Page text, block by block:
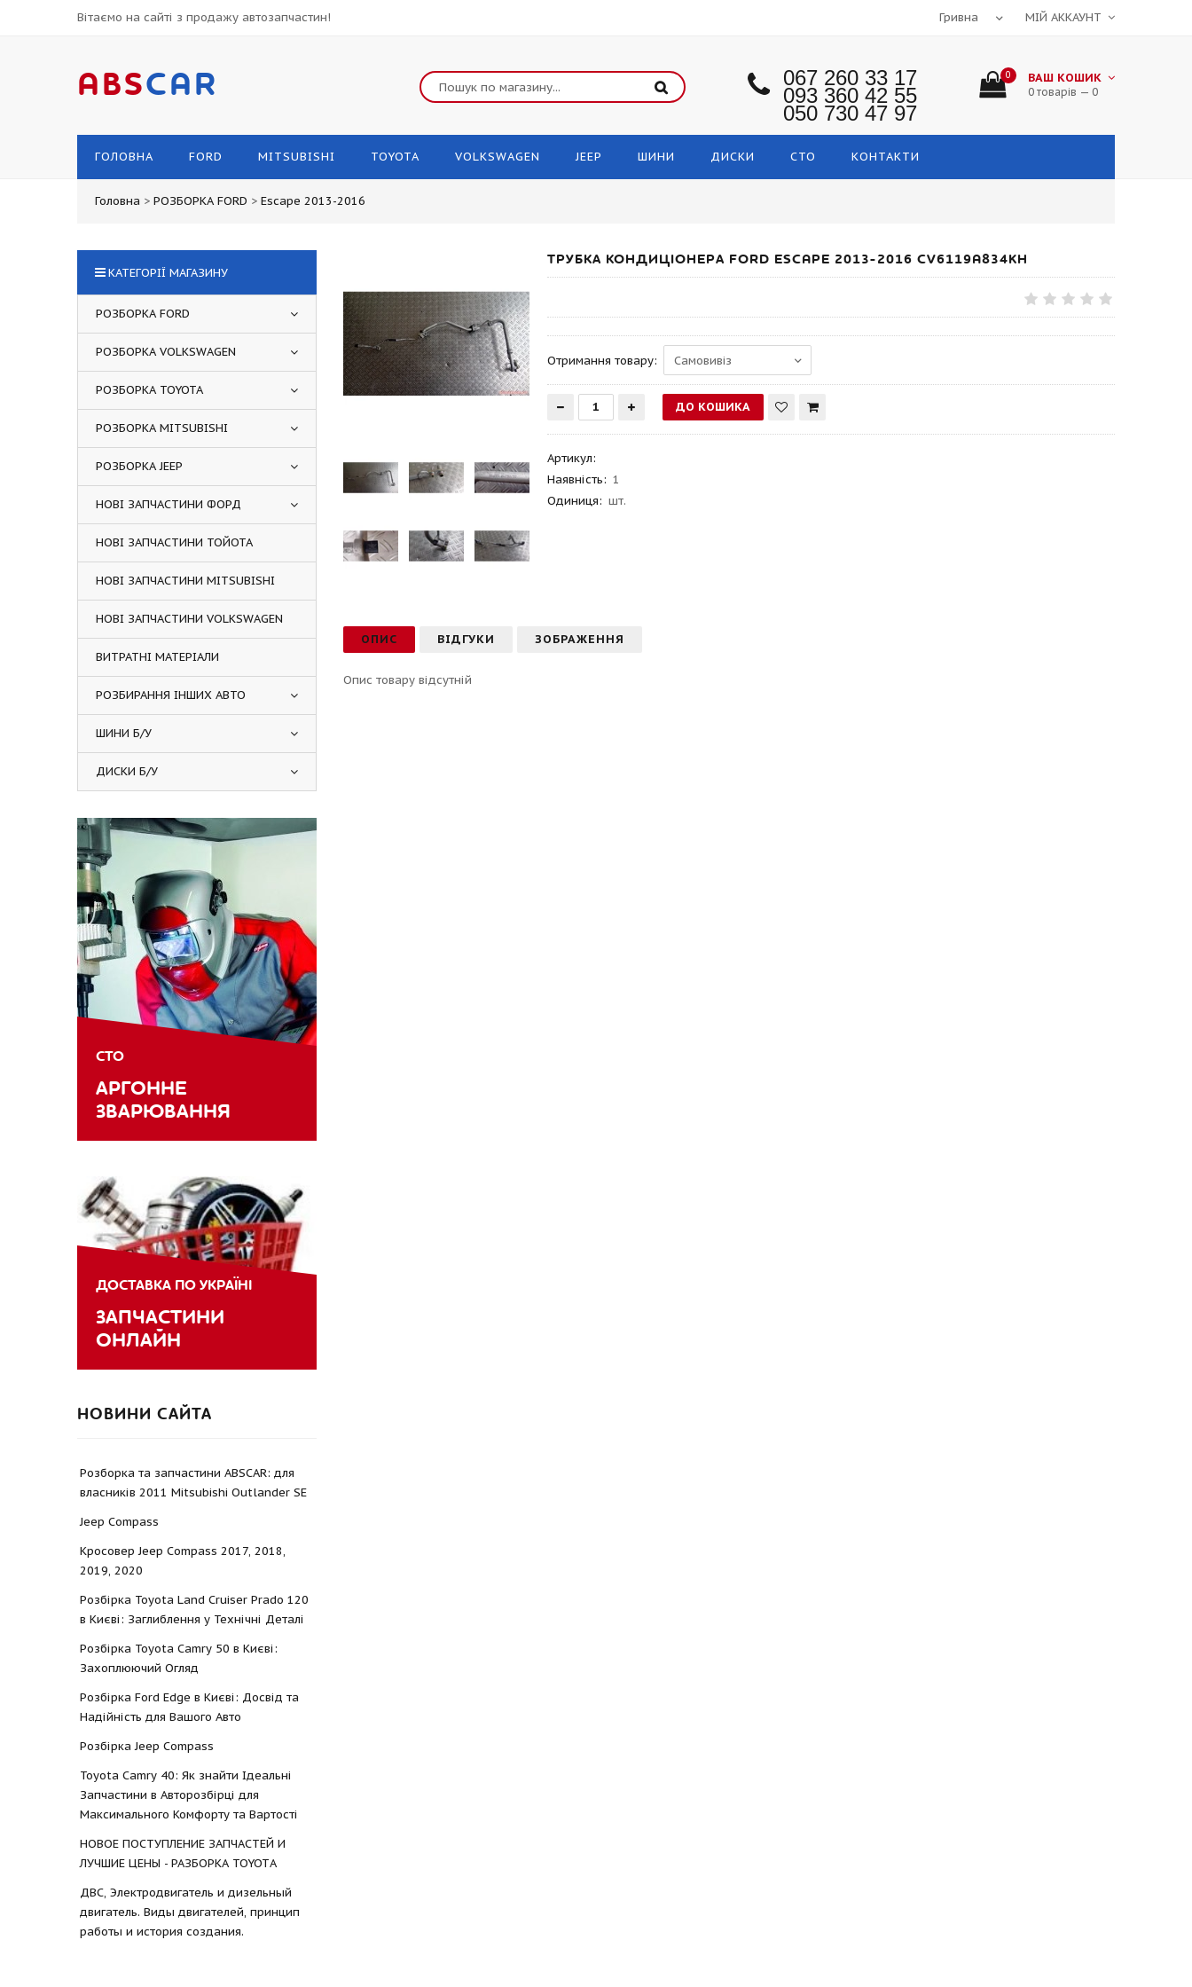
Вітаємо на сайті з продажу автозапчастин! МІЙ АККАУНТ
ABSCAR 067 260 33 17
093 360 42 55
050 730 47 97
0 ВАШ КОШИК
0 товарів — 0
ГОЛОВНА FORD MITSUBISHI TOYOTA VOLKSWAGEN JEEP ШИНИ ДИСКИ СТО КОНТАКТИ
Головна > РОЗБОРКА FORD > Escape 2013-2016
ТРУБКА КОНДИЦІОНЕРА FORD ESCAPE 2013-2016 CV6119A834KH
Отримання товару:
Артикул:
Наявність: 1
Одиниця: шт.
ОПИС ВІДГУКИ ЗОБРАЖЕННЯ
Опис товару відсутній
КАТЕГОРІЇ МАГАЗИНУ
РОЗБОРКА FORD
РОЗБОРКА VOLKSWAGEN
РОЗБОРКА TOYOTA
РОЗБОРКА MITSUBISHI
РОЗБОРКА JEEP
НОВІ ЗАПЧАСТИНИ ФОРД
НОВІ ЗАПЧАСТИНИ ТОЙОТА
НОВІ ЗАПЧАСТИНИ MITSUBISHI
НОВІ ЗАПЧАСТИНИ VOLKSWAGEN
ВИТРАТНІ МАТЕРІАЛИ
РОЗБИРАННЯ ІНШИХ АВТО
ШИНИ Б/У
ДИСКИ Б/У
СТО
АРГОННЕ
ЗВАРЮВАННЯ
ДОСТАВКА ПО УКРАЇНІ
ЗАПЧАСТИНИ
ОНЛАЙН
НОВИНИ САЙТА
Розборка та запчастини ABSCAR: для
власників 2011 Mitsubishi Outlander SE
Jeep Compass
Кросовер Jeep Compass 2017, 2018,
2019, 2020
Розбірка Toyota Land Cruiser Prado 120
в Києві: Заглиблення у Технічні Деталі
Розбірка Toyota Camry 50 в Києві:
Захоплюючий Огляд
Розбірка Ford Edge в Києві: Досвід та
Надійність для Вашого Авто
Розбірка Jeep Compass
Toyota Camry 40: Як знайти Ідеальні
Запчастини в Авторозбірці для
Максимального Комфорту та Вартості
НОВОЕ ПОСТУПЛЕНИЕ ЗАПЧАСТЕЙ И
ЛУЧШИЕ ЦЕНЫ - РАЗБОРКА TOYOTА
ДВС, Электродвигатель и дизельный
двигатель. Виды двигателей, принцип
работы и история создания.